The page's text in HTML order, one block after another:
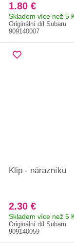
1.80 €
Skladem více než 5
Originální díl Subaru
909140007
Klip - nárazníku
2.30 €
Skladem více než 5
Originální díl Subaru
909140059